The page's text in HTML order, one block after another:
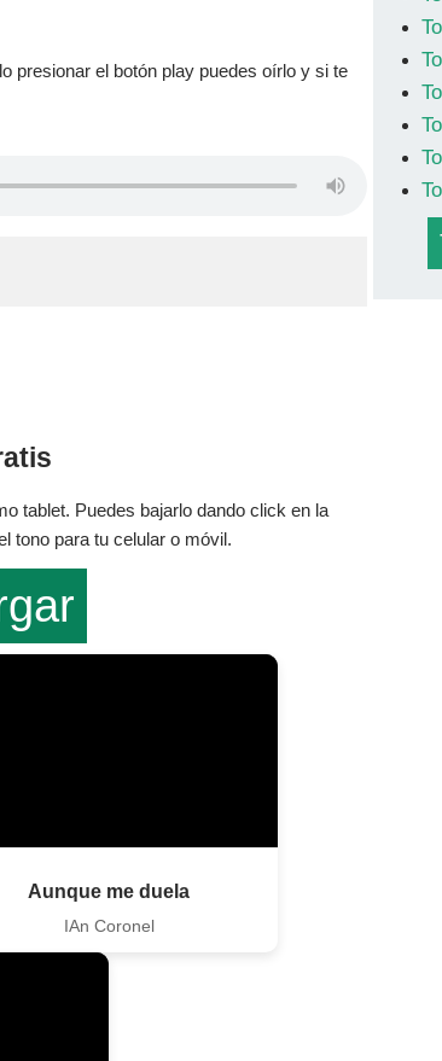
presionar el botón play puedes oírlo y si te
tablet. Puedes bajarlo dando click en la
tono para tu celular o móvil.
Aunque me duela
IAn Coronel